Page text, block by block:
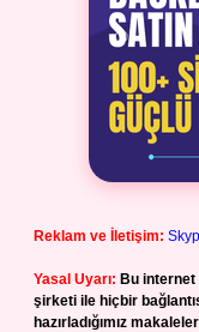
Reklam ve İletişim:
Yasal Uyarı: Bu
şirketi ile hiçbir
hazırladığımız